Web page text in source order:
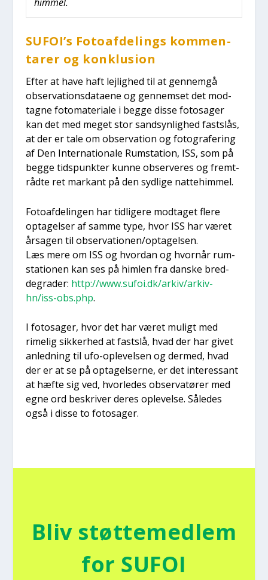
SUFOI’s Foto­af­de­lings kom­men­
ta­rer og kon­klu­sion
Efter at have haft lej­lig­hed til at gen­nem­gå
obser­va­tions­da­ta­e­ne og gen­nem­set det mod­
tag­ne foto­ma­te­ri­a­le i beg­ge dis­se fotosa­ger
kan det med meget stor sand­syn­lig­hed fast­slås,
at der er tale om obser­va­tion og foto­gra­fe­ring
af Den Inter­na­tio­na­le Rum­sta­tion, ISS, som på
beg­ge tids­punk­ter kun­ne obser­ve­res og frem­t­
rå­d­te ret mar­kant på den syd­li­ge nat­te­him­mel.
Foto­af­de­lin­gen har tid­li­ge­re mod­ta­get fle­re
opta­gel­ser af sam­me type, hvor ISS har været
årsa­gen til observationen/optagelsen.
Læs mere om ISS og hvor­dan og hvor­når rum­
sta­tio­nen kan ses på him­len fra dan­ske bred­
degra­der: http://www.sufoi.dk/arkiv/arkiv-
hn/iss-obs.php.
I fotosa­ger, hvor det har været muligt med
rime­lig sik­ker­hed at fast­slå, hvad der har givet
anled­ning til ufo-ople­vel­sen og der­med, hvad
der er at se på opta­gel­ser­ne, er det inter­es­sant
at hæf­te sig ved, hvor­le­des obser­va­tø­rer med
egne ord beskri­ver deres ople­vel­se. Såle­des
også i dis­se to fotosa­ger.
Bliv støt­te­med­lem
for SUFOI